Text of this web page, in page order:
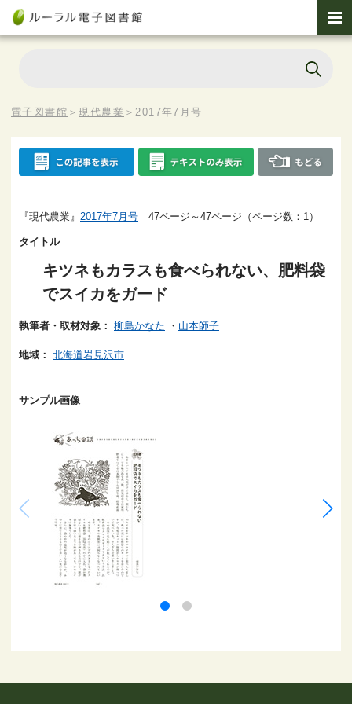
電子図書館 ＞現代農業 ＞2017年7月号
『現代農業』 2017年7月号 47ページ～47ページ（ページ数：1）
タイトル
キツネもカラスも食べられない、肥料袋
でスイカをガード
執筆者・取材対象： 柳島かなた ・ 山本師子
地域： 北海道岩見沢市
サンプル画像